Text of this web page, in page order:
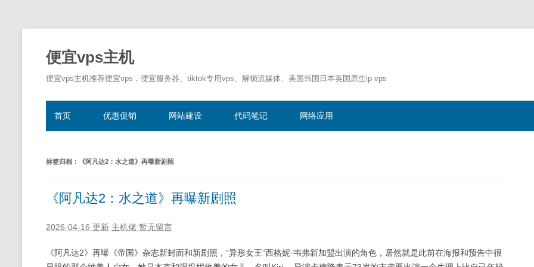
便宜vps主机
便宜vps主机推荐便宜vps，便宜服务器、tiktok专用vps、解锁流媒体、美国韩国日本英国原生ip vps
文
首页 优惠促销 网站建设 代码笔记 网络应用
标签归档： 《阿凡达2：水之道》再曝新剧照
《阿凡达2：水之道》再曝新剧照
2026-04-16 更新 主机佬 暂无留言
《阿凡达2》再曝《帝国》杂志新封面和新剧照，“异形女王”西格妮·韦弗新加盟出演的角色，居然就是此前在海报和预告中很